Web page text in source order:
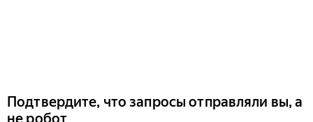
Подтвердите, что запросы отправляли вы, а